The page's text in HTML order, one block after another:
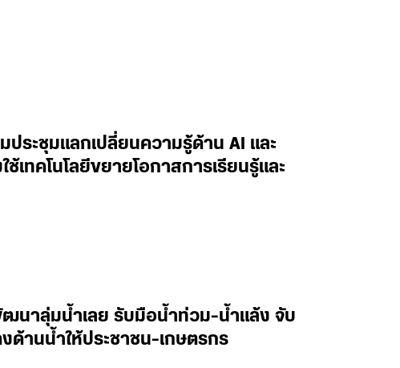
ประชุมแลกเปลี่ยนความรู้ด้าน AI และ
เทคโนโลยีขยายโอกาสการเรียนรู้และ
ฒนาลุ่มน้ำเลย รับมือน้ำท่วม-น้ำแล้ง จับ
านน้ำให้ประชาชน-เกษตรกร